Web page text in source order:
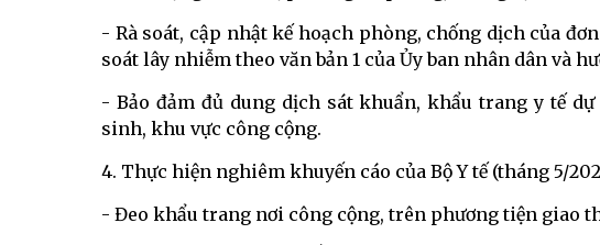
- Rà soát, cập nhật kế hoạch phòng, chống dịch của
soát lây nhiễm theo văn bản 1 của Ủy ban nhân dân và
- Bảo đảm đủ dung dịch sát khuẩn, khẩu trang y tế
sinh, khu vực công cộng.
4. Thực hiện nghiêm khuyến cáo của Bộ Y tế (tháng 5/
- Đeo khẩu trang nơi công cộng, trên phương tiện giao